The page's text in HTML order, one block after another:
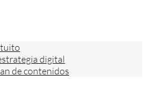
digital
de contenidos